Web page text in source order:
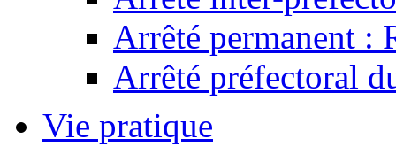
Arrêté permanent :
Arrêté préfectoral
Vie pratique